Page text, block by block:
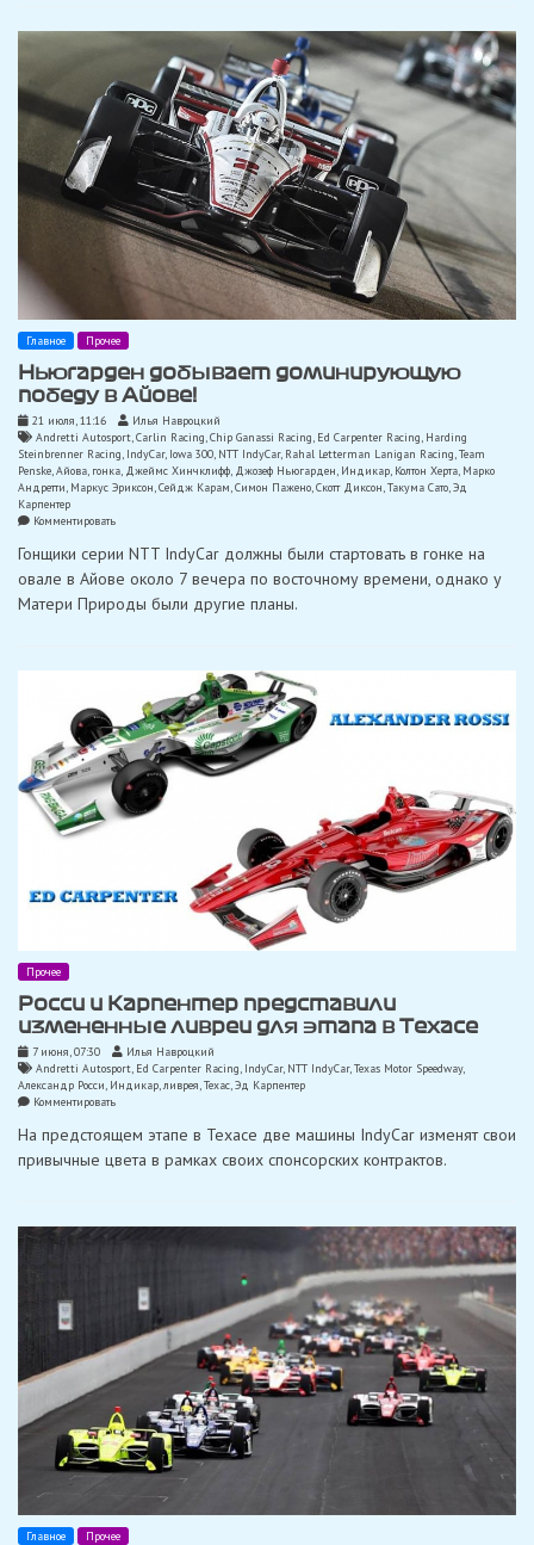
Главное Прочее
Ньюгарден добывает доминирующую
победу в Айове!
21 июля, 11:16
Илья Навроцкий
Andretti Autosport,Carlin Racing,Chip Ganassi Racing, Ed Carpenter Racing, Harding
Steinbrenner Racing, IndyCar, Iowa 300, NTT IndyCar, Rahal Letterman Lanigan Racing,Team
Penske,Айова, гонка, Джеймс Хинчклифф, Джозеф Ньюгарден, Индикар, Колтон Херта, Марко
Андретти, Маркус Эриксон,Сейдж Карам,Симон Пажено,Скотт Диксон,Такума Сато,Эд
Карпентер
Комментироватьon
добывает
доминирующую
победу
в
Гонщики серии NTT IndyCar должны были стартовать в гонке на
овале в Айове около 7 вечера по восточному времени, однако у
Матери Природы были другие планы.
Прочее
Росси и Карпентер представили
измененные ливреи для этапа в Техасе
7 июня, 07:30
Илья Навроцкий
Andretti Autosport, Ed Carpenter Racing, IndyCar, NTT IndyCar,Texas Motor Speedway,
Александр Росси, Индикар,ливрея,Техас,Эд Карпентер
Комментироватьon
и
представили
На предстоящем этапе в Техасе две машины IndyCar изменят свои
привычные цвета в рамках своих спонсорских контрактов.
Главное Прочее